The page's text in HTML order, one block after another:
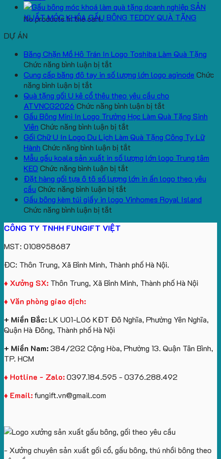
No products in the cart.
SẢN
XUẤT MÓC KHÓA GẤU BÔNG TEDDY QUÀ TẶNG
DỰ ÁN
Băng Chặn Mồ Hô Trán In Logo Toshiba Làm Quà Tặng
Chức năng bình luận bị tắt
Băng
Mồ
Hô
Trán
In
Logo
Toshiba
Làm
Quà
Tặng
Cung cấp băng đô tay in số lượng lớn logo aginode Chức
năng bình luận bị tắt
Cung
cấp
băng
đô
tay
in
số
lượng
lớn
logo
aginode
Quà tặng gối U kê cổ thêu theo yêu cầu cho
ATVNCG2026 Chức năng bình luận bị tắt
Quà
gối
kê
thêu
yêu
Gấu Bông Mini In Logo Trường Học Làm Quà Tặng Sinh
Viên Chức năng bình luận bị tắt
Gấu
Bông
Mini
Logo
Học
Gối Chữ U In Logo Du Lịch Làm Quà Tặng Công Ty Lữ
Hành Chức năng bình luận bị tắt
Gối
U
Logo
Công
Ty
Lữ
Mẫu gấu koala sản xuất in số lượng lớn logo Trung tâm
KEO Chức năng bình luận bị tắt
Mẫu
koala
lớn
logo
Trung
Đặt hàng gối tựa ô tô số lượng lớn in ấn logo theo yêu
cầu Chức năng bình luận bị tắt
Đặt
số
lượng
lớn
theo
cầu
Gấu bông kèm túi giấy in logo Vinhomes Royal Island
Chức năng bình luận bị tắt
bông
giấy
logo
CÔNG TY TNHH FUNGIFT VIỆT
MST: 0108958687
ĐC: Thôn Trung, Xã Bình Minh, Thành phố Hà Nội.
♦ Xưởng SX: Thôn Trung, Xã Bình Minh, Thành phố Hà Nội
♦ Văn phòng giao dịch:
+ Miền Bắc:LK U01-L06 KĐT Đô Nghĩa, Phường Yên Nghĩa,
Quận Hà Đông, Thành phố Hà Nội
+ Miền Nam:384/2G2 Cộng Hòa, Phường 13. Quận Tân Bình,
TP. HCM
♦ Hotline - Zalo:0397.184.595 - 0376.288.492
♦ Email:fungift.vn@gmail.com
- Xưởng chuyên sản xuất gối cổ, gấu bông, thú nhồi bông theo